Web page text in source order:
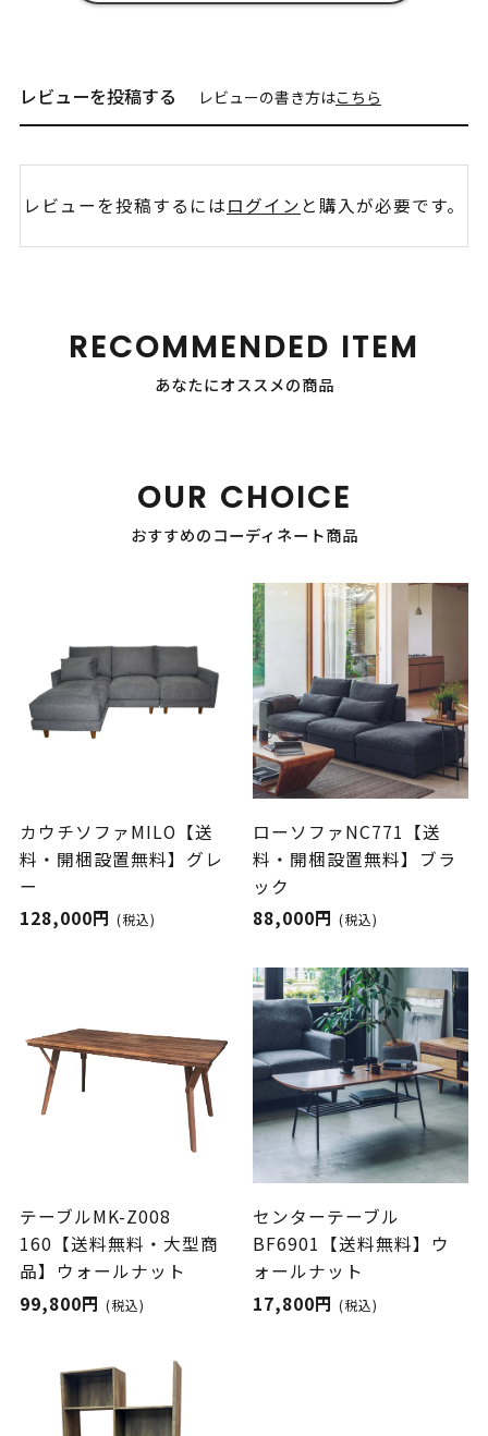
レビューを投稿する レビューの書き方はこちら
レビューを投稿するにはログイン と購入が必要です。
RECOMMENDED ITEM
あなたにオススメの商品
OUR CHOICE
おすすめのコーディネート商品
カウチソファMILO【送
料・開梱設置無料】グレ
ー
128,000円 (税込)
ローソファNC771【送
料・開梱設置無料】ブラ
ック
88,000円(税込)
テーブルMK-Z008
160【送料無料・大型商
品】ウォールナット
99,800円 (税込)
センターテーブル
BF6901【送料無料】ウ
ォールナット
17,800円(税込)